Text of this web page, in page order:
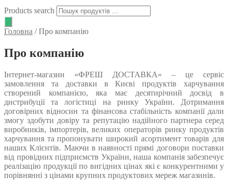
Products search
Головна /Про компанію
Про компанію
Інтернет-магазин «ФРЕШ ДОСТАВКА» – це сервіс
замовлення та доставки в Києві продуктів харчування
створений компанією, яка має десятирічний досвід в
дистрибуції та логістиці на ринку України. Дотримання
договірних відносин та фінансова стабільність компанії дали
змогу здобути довіру та репутацію надійного партнера серед
виробників, імпортерів, великих операторів ринку продуктів
харчування та пропонувати широкий асортимент товарів для
наших Клієнтів. Маючи в наявності прямі договори поставки
від провідних підприємств України, наша компанія забезпечує
реалізацію продукції по вигідних цінах які є конкурентними у
порівнянні з цінами крупних продуктових мереж магазинів.